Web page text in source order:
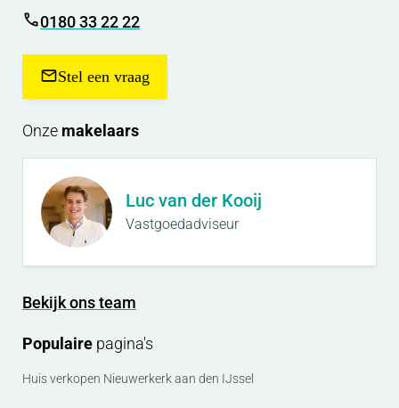
0180 33 22 22
Stel een vraag
Onze makelaars
Luc van der Kooij
Vastgoedadviseur
Bekijk ons team
Populaire pagina's
Huis verkopen Nieuwerkerk aan den IJssel